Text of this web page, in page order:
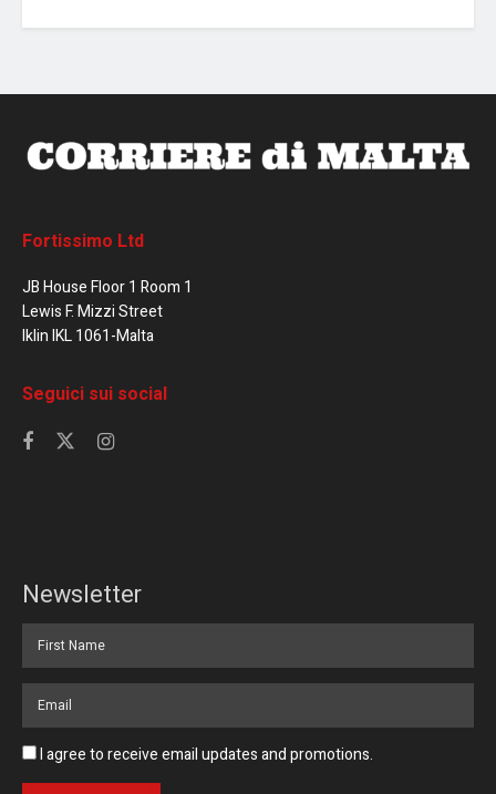
Fortissimo Ltd
JB House Floor 1 Room 1
Lewis F. Mizzi Street
Iklin IKL 1061-Malta
Seguici sui social
Newsletter
I agree to receive email updates and promotions.